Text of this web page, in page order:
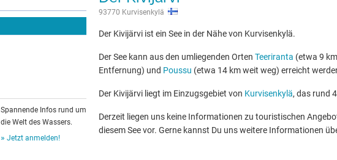
Spannende Infos rund um
die Welt des Wassers.
Jetzt anmelden!
93770 Kurvisenkylä
Der Kivijärvi ist ein See in der Nähe von Kurvisenkylä.
Der See kann aus den umliegenden Orten Teeriranta (etwa 9
Entfernung) und Poussu (etwa 14 km weit weg) erreicht
Der Kivijärvi liegt im Einzugsgebiet von Kurvisenkylä, das rund
Derzeit liegen uns keine Informationen zu touristischen
diesem See vor. Gerne kannst Du uns weitere Informationen